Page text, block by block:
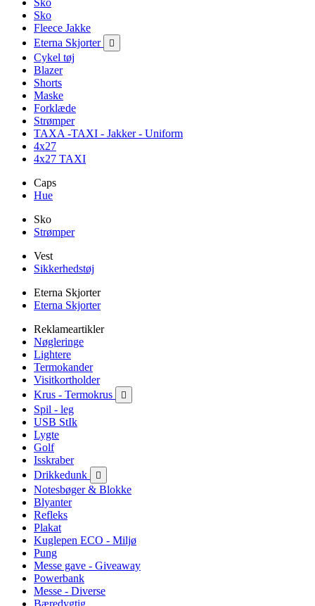
Sko
Sko
Fleece Jakke
Eterna Skjorter

Cykel tøj
Blazer
Shorts
Maske
Forklæde
Strømper
TAXA -TAXI - Jakker - Uniform
4x27
4x27 TAXI
Caps
Hue
Sko
Strømper
Vest
Sikkerhedstøj
Eterna Skjorter
Eterna Skjorter
Reklameartikler
Nøgleringe
Lightere
Termokander
Visitkortholder
Krus - Termokrus

Spil - leg
USB StIk
Lygte
Golf
Isskraber
Drikkedunk

Notesbøger & Blokke
Blyanter
Refleks
Plakat
Kuglepen ECO - Miljø
Pung
Messe gave - Giveaway
Powerbank
Messe - Diverse
Bæredygtig